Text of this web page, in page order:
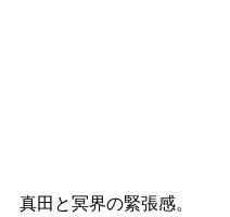
真田と冥界の緊張感。